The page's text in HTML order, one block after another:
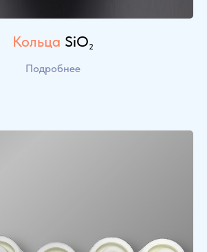
Кольца SiO2
Подробнее